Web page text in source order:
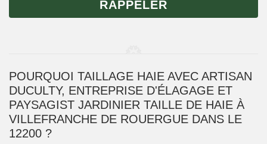
POURQUOI TAILLAGE HAIE AVEC ARTISAN
DUCULTY, ENTREPRISE D'ÉLAGAGE ET
PAYSAGIST JARDINIER TAILLE DE HAIE À
VILLEFRANCHE DE ROUERGUE DANS LE
12200 ?